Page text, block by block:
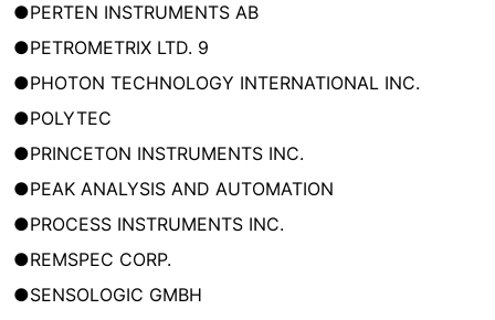
●PERTEN INSTRUMENTS AB
●PETROMETRIX LTD. 9
●PHOTON TECHNOLOGY INTERNATIONAL INC.
●POLYTEC
●PRINCETON INSTRUMENTS INC.
●PEAK ANALYSIS AND AUTOMATION
●PROCESS INSTRUMENTS INC.
●REMSPEC CORP.
●SENSOLOGIC GMBH